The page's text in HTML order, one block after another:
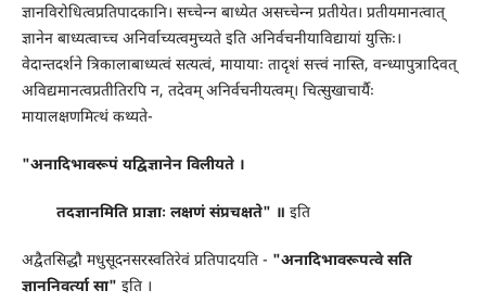
ज्ञानविरोधित्वप्रतिपादकानि। सच्चेन्न बाध्येत असच्चेन्न प्रतीयेत। प्रतीयमानत्वात्
ज्ञानेन बाध्यत्वाच्च अनिर्वाच्यत्वमुच्यते इति अनिर्वचनीयाविद्यायां युक्तिः।
वेदान्तदर्शने त्रिकालाबाध्यत्वं सत्यत्वं, मायायाः तादृशं सत्त्वं नास्ति, वन्ध्यापुत्रादिवत्
अविद्यमानत्वप्रतीतिरपि न, तदेवम् अनिर्वचनीयत्वम्। चित्सुखाचार्यैः
मायालक्षणमित्थं कथ्यते-
"अनादिभावरूपं यद्विज्ञानेन विलीयते ।
तदज्ञानमिति प्राज्ञाः लक्षणं संप्रचक्षते" ॥ इति
अद्वैतसिद्धौ मधुसूदनसरस्वतिरेवं प्रतिपादयति - "अनादिभावरूपत्वे सति
ज्ञाननिवर्त्या सा" इति ।